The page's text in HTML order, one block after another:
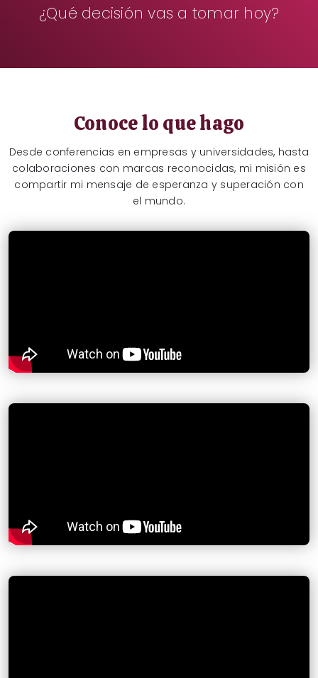
¿Qué decisión vas a tomar hoy?
Conoce lo que hago
Desde conferencias en empresas y universidades, hasta
colaboraciones con marcas reconocidas, mi misión es
compartir mi mensaje de esperanza y superación con
el mundo.